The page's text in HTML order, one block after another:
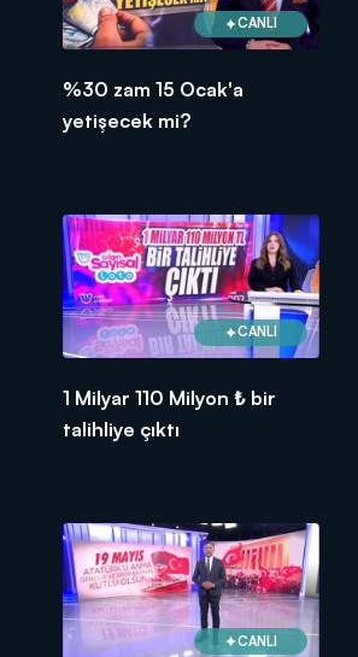
CANLI
%30 zam 15 Ocak'a
yetişecek mi?
CANLI
1 Milyar 110 Milyon ₺ bir
talihliye çıktı
CANLI